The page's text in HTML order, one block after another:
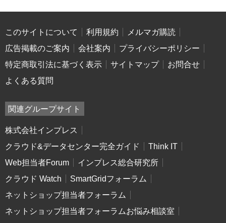
このサイトについて 利用規約
メルマガ購読
広告掲載のご案内
会社案内
プライバシーポリシー
特定商取引法に基づく表示
サイトマップ
お問合せ
よくある質問
関連グループサイト
株式会社インプレス
クラウド&データセンター完全ガイド
Think IT
Web担当者Forum
インプレス総合研究所
クラウド Watch
SmartGridフォーラム
ネットショップ担当者フォーラム
ネットショップ担当者フォーラムお悩み相談室